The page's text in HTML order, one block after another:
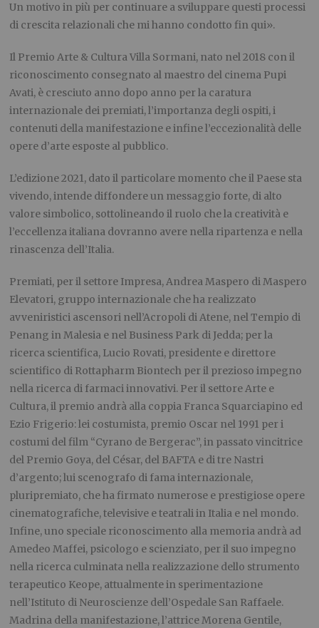
Un motivo in più per continuare a sviluppare questi processi
di crescita relazionali che mi hanno condotto fin qui».
Il Premio Arte & Cultura Villa Sormani, nato nel 2018 con il
riconoscimento consegnato al maestro del cinema Pupi
Avati, è cresciuto anno dopo anno per la caratura
internazionale dei premiati, l’importanza degli ospiti, i
contenuti della manifestazione e infine l’eccezionalità delle
opere d’arte esposte al pubblico.
L’edizione 2021, dato il particolare momento che il Paese sta
vivendo, intende diffondere un messaggio forte, di alto
valore simbolico, sottolineando il ruolo che la creatività e
l’eccellenza italiana dovranno avere nella ripartenza e nella
rinascenza dell’Italia.
Premiati, per il settore Impresa, Andrea Maspero di Maspero
Elevatori, gruppo internazionale che ha realizzato
avveniristici ascensori nell’Acropoli di Atene, nel Tempio di
Penang in Malesia e nel Business Park di Jedda; per la
ricerca scientifica, Lucio Rovati, presidente e direttore
scientifico di Rottapharm Biontech per il prezioso impegno
nella ricerca di farmaci innovativi. Per il settore Arte e
Cultura, il premio andrà alla coppia Franca Squarciapino ed
Ezio Frigerio: lei costumista, premio Oscar nel 1991 per i
costumi del film “Cyrano de Bergerac”, in passato vincitrice
del Premio Goya, del César, del BAFTA e di tre Nastri
d’argento; lui scenografo di fama internazionale,
pluripremiato, che ha firmato numerose e prestigiose opere
cinematografiche, televisive e teatrali in Italia e nel mondo.
Infine, uno speciale riconoscimento alla memoria andrà ad
Amedeo Maffei, psicologo e scienziato, per il suo impegno
nella ricerca culminata nella realizzazione dello strumento
terapeutico Keope, attualmente in sperimentazione
nell’Istituto di Neuroscienze dell’Ospedale San Raffaele.
Madrina della manifestazione, l’attrice Morena Gentile,